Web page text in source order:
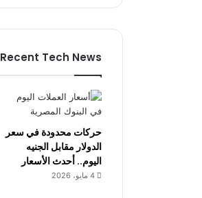
Recent Tech News
حركات محدودة في سعر
الدولار مقابل الجنيه
اليوم.. أحدث الأسعار
4 مايو، 2026